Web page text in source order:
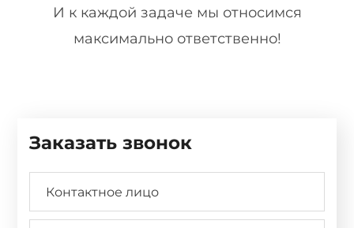
И к каждой задаче мы относимся
максимально ответственно!
Заказать звонок